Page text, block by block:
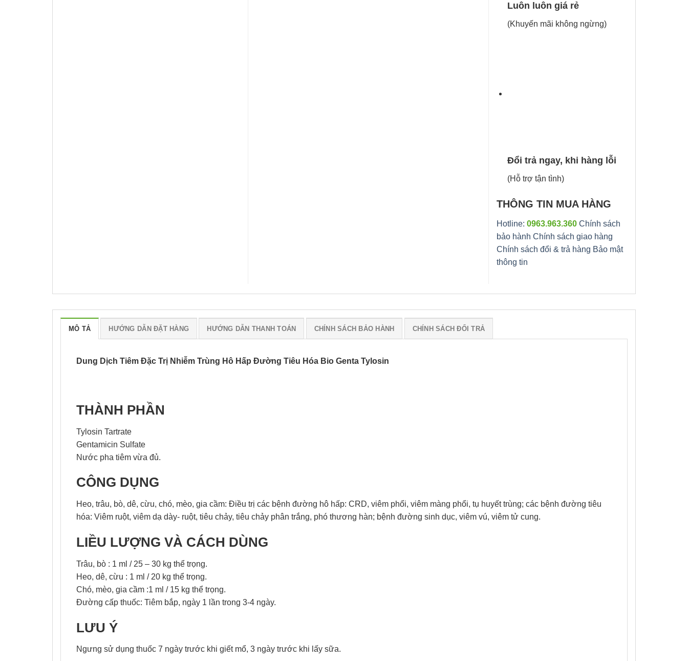
Luôn luôn giá rẻ
(Khuyến mãi không ngừng)
Đổi trả ngay, khi hàng lỗi
(Hỗ trợ tận tình)
THÔNG TIN MUA HÀNG
Hotline:0963.963.360 Chính sách
bảo hành Chính sách giao hàng
Chính sách đổi & trả hàng Bảo mật
thông tin
MÔ TẢ HƯỚNG DẪN ĐẶT HÀNG HƯỚNG DẪN THANH TOÁN CHÍNH SÁCH BẢO HÀNH CHÍNH SÁCH ĐỔI TRẢ
Dung Dịch Tiêm Đặc Trị Nhiễm Trùng Hô Hấp Đường Tiêu Hóa Bio Genta Tylosin
THÀNH PHẦN
Tylosin Tartrate
Gentamicin Sulfate
Nước pha tiêm vừa đủ.
CÔNG DỤNG
Heo, trâu, bò, dê, cừu, chó, mèo, gia cầm: Điều trị các bệnh đường hô hấp: CRD, viêm phổi, viêm màng phổi, tụ huyết trùng; các bệnh đường tiêu
hóa: Viêm ruột, viêm dạ dày- ruột, tiêu chảy, tiêu chảy phân trắng, phó thương hàn; bệnh đường sinh dục, viêm vú, viêm tử cung.
LIỀU LƯỢNG VÀ CÁCH DÙNG
Trâu, bò : 1 ml / 25 – 30 kg thể trọng.
Heo, dê, cừu : 1 ml / 20 kg thể trọng.
Chó, mèo, gia cầm :1 ml / 15 kg thể trọng.
Đường cấp thuốc: Tiêm bắp, ngày 1 lần trong 3-4 ngày.
LƯU Ý
Ngưng sử dụng thuốc 7 ngày trước khi giết mổ, 3 ngày trước khi lấy sữa.